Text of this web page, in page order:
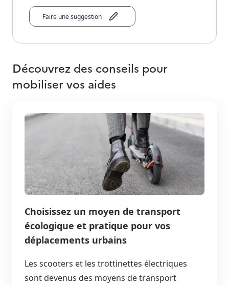
Faire une suggestion
Découvrez des conseils pour
mobiliser vos aides
Choisissez un moyen de transport
écologique et pratique pour vos
déplacements urbains
Les scooters et les trottinettes électriques
sont devenus des moyens de transport